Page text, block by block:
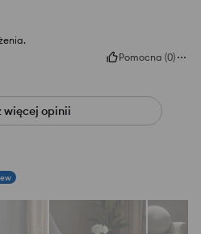
Pomocna (0)
więcej opinii